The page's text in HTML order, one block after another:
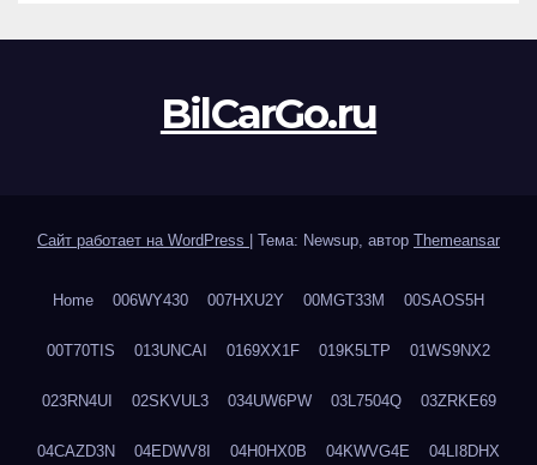
BilCarGo.ru
Сайт работает на WordPress Тема: Newsup, автор Themeansar
Home 006WY430 007HXU2Y 00MGT33M 00SAOS5H
00T70TIS 013UNCAI 0169XX1F 019K5LTP 01WS9NX2
023RN4UI 02SKVUL3 034UW6PW 03L7504Q 03ZRKE69
04CAZD3N 04EDWV8I 04H0HX0B 04KWVG4E 04LI8DHX